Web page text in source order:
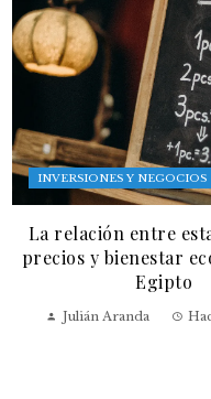
INVERSIONES Y NEGOCIOS
La relación entre
precios y bienestar
Egipto
Julián Aranda